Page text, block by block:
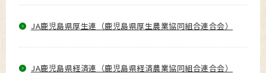
JA鹿児島県厚生連（鹿児島県厚生農業協同組合連合会）
JA鹿児島県経済連（鹿児島県経済農業協同組合連合会）